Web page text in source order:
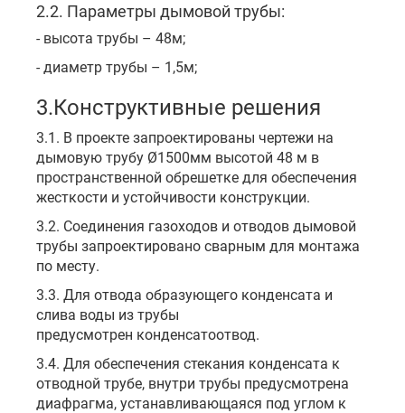
2.2. Параметры дымовой трубы:
- высота трубы – 48м;
- диаметр трубы – 1,5м;
3.Конструктивные решения
3.1. В проекте запроектированы чертежи на
дымовую трубу Ø1500мм высотой 48 м в
пространственной обрешетке для обеспечения
жесткости и устойчивости конструкции.
3.2. Соединения газоходов и отводов дымовой
трубы запроектировано сварным для монтажа
по месту.
3.3. Для отвода образующего конденсата и
слива воды из трубы
предусмотрен конденсатоотвод.
3.4. Для обеспечения стекания конденсата к
отводной трубе, внутри трубы предусмотрена
диафрагма, устанавливающаяся под углом к